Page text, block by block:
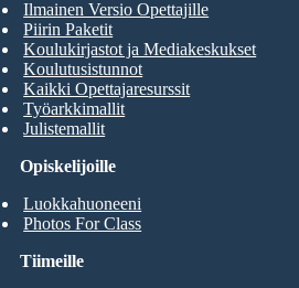
Opiskelijoille
Luokkahuoneeni
Photos For Class
Ilmainen Versio Opettajille
Piirin Paketit
Koulukirjastot ja Mediakeskukset
Koulutusistunnot
Kaikki Opettajaresurssit
Työarkkimallit
Julistemallit
Tiimeille